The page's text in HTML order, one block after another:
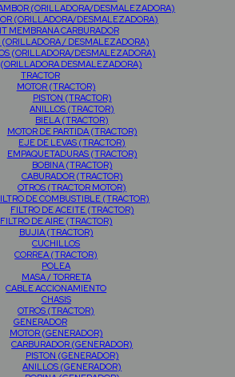
(ORILLADORA/DESMALEZADORA)
(ORILLADORA/DESMALEZADORA)
MEMBRANA CARBURADOR
(ORILLADORA / DESMALEZADORA)
(ORILLADORA/DESMALEZADORA)
(ORILLADORA DESMALEZADORA)
TRACTOR
MOTOR (TRACTOR)
PISTON (TRACTOR)
ANILLOS (TRACTOR)
BIELA (TRACTOR)
MOTOR DE PARTIDA (TRACTOR)
EJE DE LEVAS (TRACTOR)
EMPAQUETADURAS (TRACTOR)
BOBINA (TRACTOR)
CABURADOR (TRACTOR)
OTROS (TRACTOR MOTOR)
DE COMBUSTIBLE (TRACTOR)
FILTRO DE ACEITE (TRACTOR)
FILTRO DE AIRE (TRACTOR)
BUJIA (TRACTOR)
CUCHILLOS
CORREA (TRACTOR)
POLEA
MASA / TORRETA
CABLE ACCIONAMIENTO
CHASIS
OTROS (TRACTOR)
GENERADOR
MOTOR (GENERADOR)
CARBURADOR (GENERADOR)
PISTON (GENERADOR)
ANILLOS (GENERADOR)